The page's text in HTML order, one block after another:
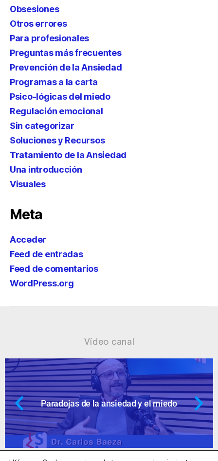
Obsesiones
Otros errores
Para profesionales
Preguntas más frecuentes
Prevención de la Ansiedad
Programas a la carta
Psico-lógicas del miedo
Regulación emocional
Sin categorizar
Soluciones y Recursos
Tratamiento de la Ansiedad
Una introducción
Visuales
Meta
Acceder
Feed de entradas
Feed de comentarios
WordPress.org
Vídeo canal
y el miedo Ansiedad: supuestos